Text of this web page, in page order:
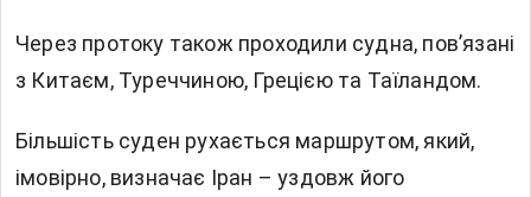
Через протоку також проходили судна, пов’язані
з Китаєм, Туреччиною, Грецією та Таїландом.
Більшість суден рухається маршрутом, який,
імовірно, визначає Іран – уздовж його